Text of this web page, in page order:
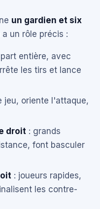
un gardien et six
a un rôle précis :
entière, avec
les tirs et lance
jeu, oriente l'attaque,
droit : grands
font basculer
: joueurs rapides,
les contre-